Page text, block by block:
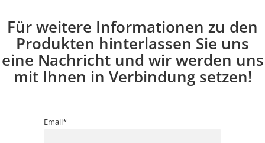
elegantes Design.
Bestellen Sie jetzt und entdecken
Sie die Vielseitigkeit und Schönheit
des LEDDY Stufenhockers!
Für weitere Informationen zu den
Produkten hinterlassen Sie uns
eine Nachricht und wir werden uns
mit Ihnen in Verbindung setzen!
Email*